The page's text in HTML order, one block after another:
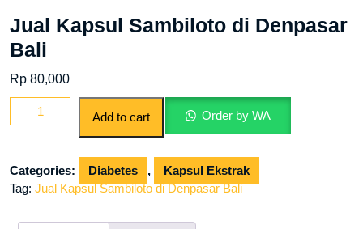
Jual Kapsul Sambiloto di Denpasar
Bali
Rp 80,000
Kapsul
Denpasar
Bali
Add to cart Order by WA
Categories: Diabetes ,
Kapsul Ekstrak
Tag: Jual Kapsul Sambiloto di Denpasar Bali